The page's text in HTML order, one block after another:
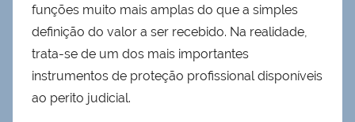
funções muito mais amplas do que a simples
definição do valor a ser recebido. Na realidade,
trata-se de um dos mais importantes
instrumentos de proteção profissional disponíveis
ao perito judicial.